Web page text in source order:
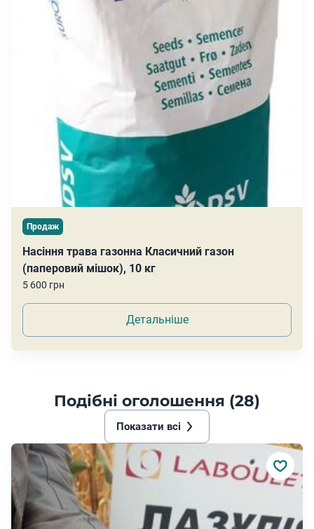
Продаж
Насіння трава газонна Класичний газон
(паперовий мішок), 10 кг
5 600 грн
Детальніше
Подібні оголошення (28)
Показати всі